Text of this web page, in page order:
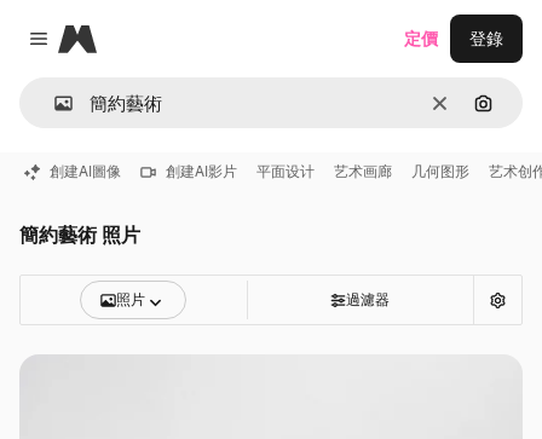
Close menu
Magnific
清除 通過圖
定價 登錄
創建AI圖像 創建AI影片 平面设计 艺术画廊 几何图形 艺术创
簡約藝術 照片
照片 過濾器